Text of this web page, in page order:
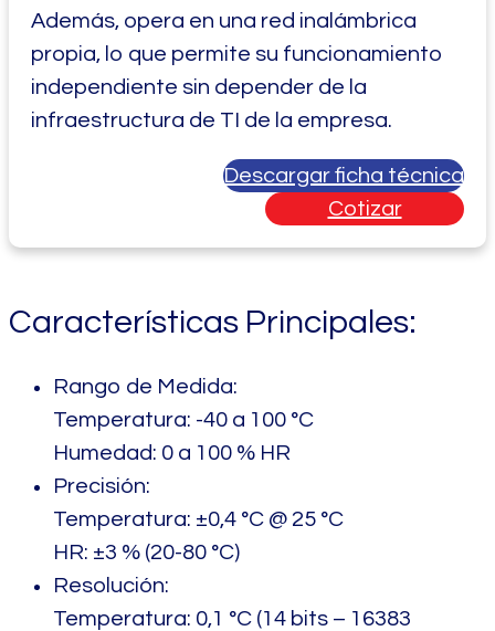
Además, opera en una red inalámbrica
propia, lo que permite su funcionamiento
independiente sin depender de la
infraestructura de TI de la empresa.
Descargar ficha técnica
Cotizar
Características Principales:
Rango de Medida:
Temperatura: -40 a 100 °C
Humedad: 0 a 100 % HR
Precisión:
Temperatura: ±0,4 °C @ 25 °C
HR: ±3 % (20-80 °C)
Resolución:
Temperatura: 0,1 °C (14 bits – 16383